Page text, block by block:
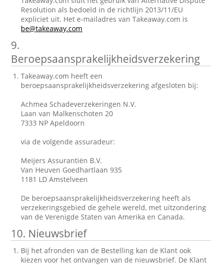
Resolution als bedoeld in de richtlijn 2013/11/EU
expliciet uit. Het e-mailadres van Takeaway.com is
be@takeaway.com
9.
Beroepsaansprakelijkheidsverzekering
Takeaway.com heeft een
beroepsaansprakelijkheidsverzekering afgesloten bij:
Achmea Schadeverzekeringen N.V.
Laan van Malkenschoten 20
7333 NP Apeldoorn
via de volgende assuradeur:
Meijers Assurantiën B.V.
Van Heuven Goedhartlaan 935
1181 LD Amstelveen
De beroepsaansprakelijkheidsverzekering heeft als
verzekeringsgebied de gehele wereld, met uitzondering
van de Verenigde Staten van Amerika en Canada.
10. Nieuwsbrief
Bij het afronden van de Bestelling kan de Klant ook
kiezen voor het ontvangen van de nieuwsbrief. De Klant